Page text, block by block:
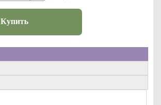
Купить